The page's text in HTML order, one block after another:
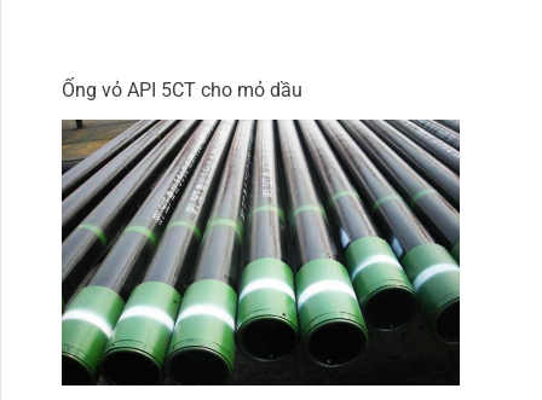
Ống vỏ API 5CT cho mỏ dầu